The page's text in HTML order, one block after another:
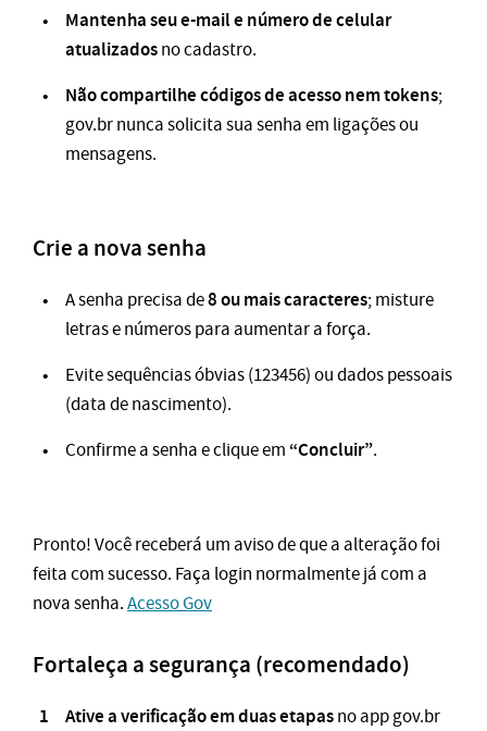
Mantenha seu e-mail e número de celular
atualizadosno cadastro.
Não compartilhe códigos de acesso nem tokens;
gov.br nunca solicita sua senha em ligações ou
mensagens.
Crie a nova senha
A senha precisa de8 ou mais caracteres; misture
letras e números para aumentar a força.
Evite sequências óbvias (123456) ou dados pessoais
(data de nascimento).
Confirme a senha e clique em “Concluir”.
Pronto! Você receberá um aviso de que a alteração foi
feita com sucesso. Faça login normalmente já com a
nova senha.Acesso Gov
Fortaleça a segurança (recomendado)
Ative a verificação em duas etapasno app gov.br